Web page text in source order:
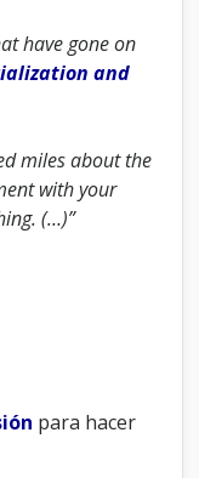
have gone on
and
miles about the
with your
(…)”
para hacer